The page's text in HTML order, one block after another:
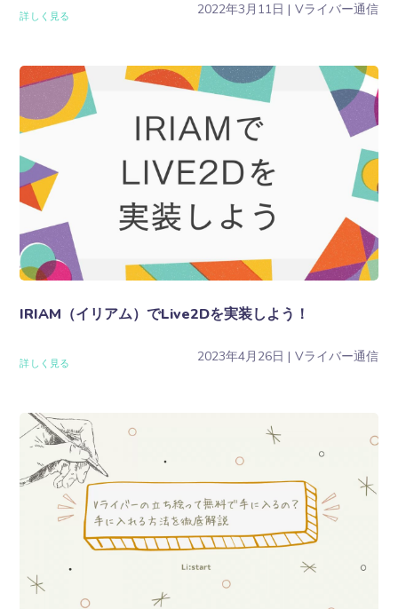
2022年3月11日 Vライバー通信
詳しく見る
2023年4月26日 Vライバー通信
IRIAM（イリアム）でLive2Dを実装しよう！
詳しく見る